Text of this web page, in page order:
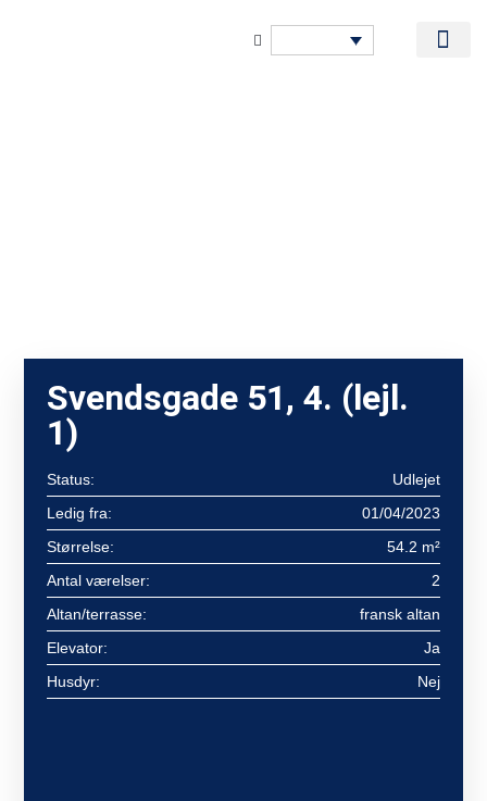
Svendsgade 51, 4. (lejl.
1)
Status:
Udlejet
Ledig fra:
01/04/2023
Størrelse:
54.2 m²
Antal værelser:
2
Altan/terrasse:
fransk altan
Elevator:
Ja
Husdyr:
Nej